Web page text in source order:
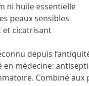
ni huile essentielle
peaux sensibles
et cicatrisant
depuis
en médecine:
Combiné aux